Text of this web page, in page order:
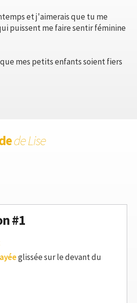
et j'aimerais que tu me
puissent me faire sentir féminine
mes petits enfants soient fiers
de Lise
#1
glissée sur le devant du